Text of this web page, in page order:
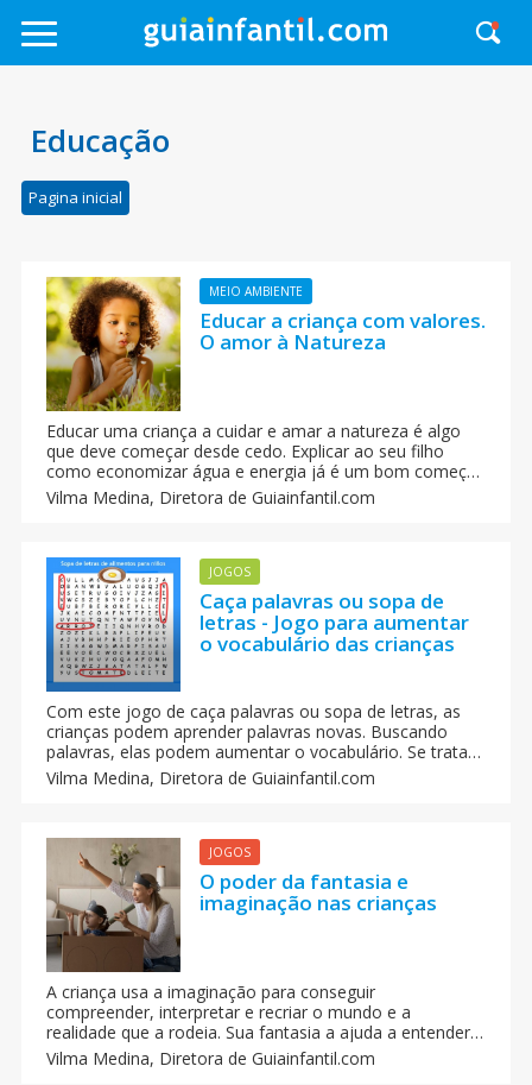
Educação
Pagina inicial
MEIO AMBIENTE
Educar a criança com valores.
O amor à Natureza
Educar uma criança a cuidar e amar a natureza é algo
que deve começar desde cedo. Explicar ao seu filho
como economizar água e energia já é um bom começo.
Todo ensino de valores começa em casa com os pais.
Como educar ao seu filho para que ele aprenda a
Vilma Medina, Diretora de Guiainfantil.com
JOGOS
Caça palavras ou sopa de
letras - Jogo para aumentar
o vocabulário das crianças
Com este jogo de caça palavras ou sopa de letras, as
crianças podem aprender palavras novas. Buscando
palavras, elas podem aumentar o vocabulário. Se trata
de um passatempo que podemos personalizar e com o
qual as crianças podem repassar as letras do alfabeto.
Vilma Medina, Diretora de Guiainfantil.com
JOGOS
O poder da fantasia e
imaginação nas crianças
A criança usa a imaginação para conseguir
compreender, interpretar e recriar o mundo e a
realidade que a rodeia. Sua fantasia a ajuda a entender
certas regras, limites, a se colocar no lugar do outro, e a
criar um ambiente íntimo, cheio de magia, em que só
Vilma Medina, Diretora de Guiainfantil.com